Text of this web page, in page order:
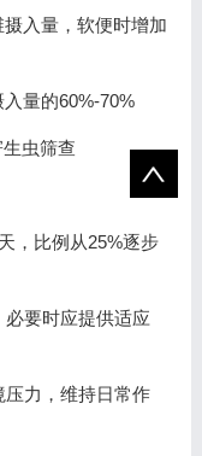
入量，软便时增加
量的60%-70%
虫筛查
，比例从25%逐步
要时应提供适应
力，维持日常作